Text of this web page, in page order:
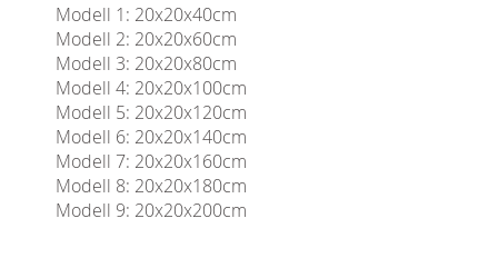
Modell 1: 20x20x40cm
Modell 2: 20x20x60cm
Modell 3: 20x20x80cm
Modell 4: 20x20x100cm
Modell 5: 20x20x120cm
Modell 6: 20x20x140cm
Modell 7: 20x20x160cm
Modell 8: 20x20x180cm
Modell 9: 20x20x200cm